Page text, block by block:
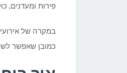
פירות ומעדנים,
במקרה של
כמובן שאפשר